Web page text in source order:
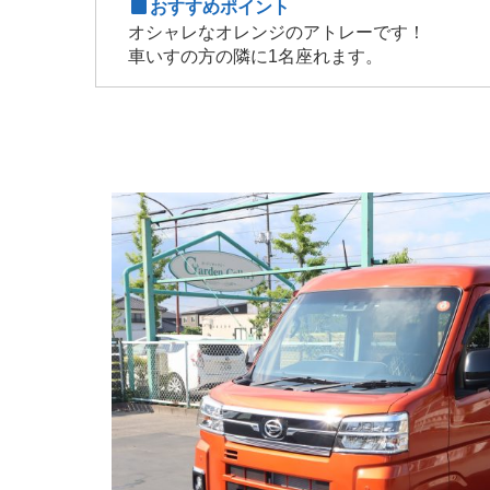
おすすめポイント
オシャレなオレンジのアトレーです！
車いすの方の隣に1名座れます。